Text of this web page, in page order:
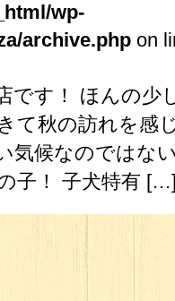
wp-
archive.php on
です！ ほんの少
て秋の訪れを感
気候なのではな
子！ 子犬特有